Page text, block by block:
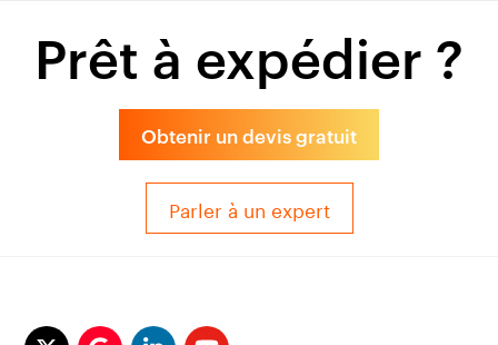
Prêt à expédier ?
Obtenir un devis gratuit
Parler à un expert